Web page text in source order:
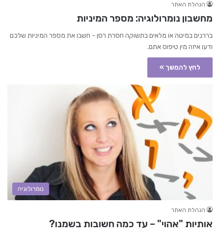
הנהלת האתר
מחשבון נומרולוגיה: מספר המיניות
בררנים במיטה או מלאים בתשוקה חסרת רסן - חשבו את מספר המיניות שלכם
ודעו איזה מין טיפוס אתם.
לחץ להמשך »
נומרולוגיה
הנהלת האתר
אותיות "אהוי" – עד כמה חשובות בשמנו?